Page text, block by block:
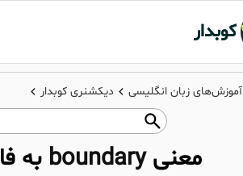
کوبدار
آموزش‌های زبان انگلیسی دیکشنری کوبدار
معنیboundary به